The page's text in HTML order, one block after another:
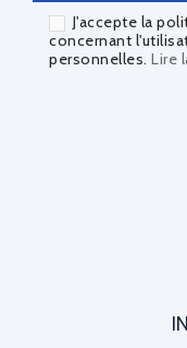
J'accepte la
concernant
personnelles. Lire